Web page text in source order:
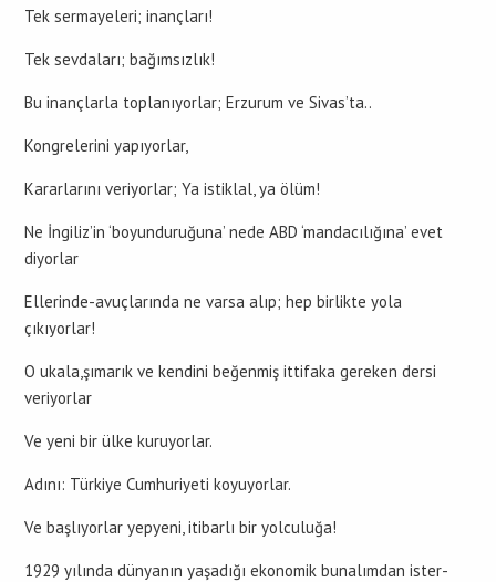
Tek sermayeleri; inançları!
Tek sevdaları; bağımsızlık!
Bu inançlarla toplanıyorlar; Erzurum ve Sivas’ta..
Kongrelerini yapıyorlar,
Kararlarını veriyorlar; Ya istiklal, ya ölüm!
Ne İngiliz’in ‘boyunduruğuna’ nede ABD ‘mandacılığına’ evet
diyorlar
Ellerinde-avuçlarında ne varsa alıp; hep birlikte yola
çıkıyorlar!
O ukala,şımarık ve kendini beğenmiş ittifaka gereken dersi
veriyorlar
Ve yeni bir ülke kuruyorlar.
Adını: Türkiye Cumhuriyeti koyuyorlar.
Ve başlıyorlar yepyeni, itibarlı bir yolculuğa!
1929 yılında dünyanın yaşadığı ekonomik bunalımdan ister-